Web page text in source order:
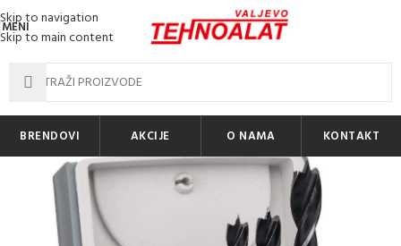
Skip to navigation
Skip to main content
MENI
BRENDOVI AKCIJE O NAMA KONTAKT